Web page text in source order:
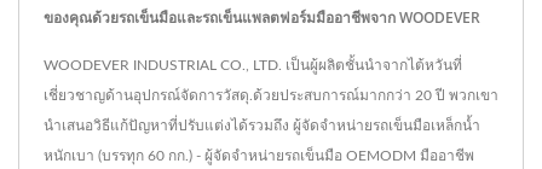
ของคุณด้วยรถเข็นมือและรถเข็นแพลตฟอร์มมืออาชีพจาก WOODEVER
WOODEVER INDUSTRIAL CO., LTD. เป็นผู้ผลิตชั้นนำจากไต้หวันที่
เชี่ยวชาญด้านอุปกรณ์จัดการวัสดุ.ด้วยประสบการณ์มากกว่า 20 ปี พวกเขา
นำเสนอวิธีแก้ปัญหาที่ปรับแต่งได้รวมถึง ผู้จัดจำหน่ายรถเข็นมือเหล็กน้ำ
หนักเบา (บรรทุก 60 กก.) - ผู้จัดจำหน่ายรถเข็นมือ OEMODM มืออาชีพ